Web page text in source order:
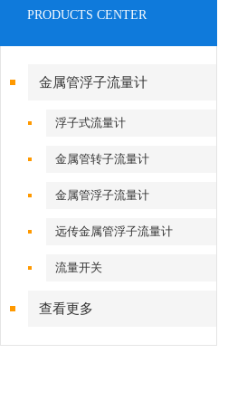
PRODUCTS CENTER
金属管浮子流量计
浮子式流量计
金属管转子流量计
金属管浮子流量计
远传金属管浮子流量计
流量开关
查看更多